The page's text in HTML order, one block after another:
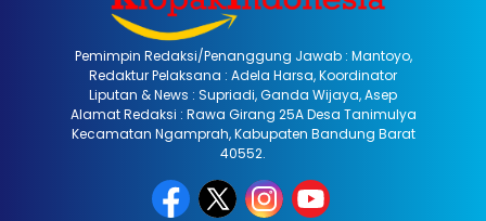
Pemimpin Redaksi/Penanggung Jawab : Mantoyo,
Redaktur Pelaksana : Adela Harsa, Koordinator
Liputan & News : Supriadi, Ganda Wijaya, Asep
Alamat Redaksi : Rawa Girang 25A Desa Tanimulya
Kecamatan Ngamprah, Kabupaten Bandung Barat
40552.